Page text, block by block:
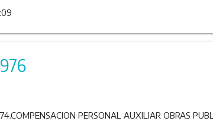
PERSONAL AUXILIAR OBRAS